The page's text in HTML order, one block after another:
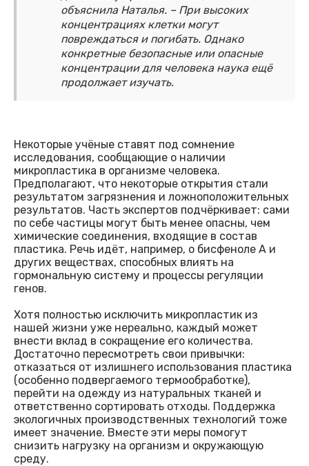
объяснила Наталья. – При высоких
концентрациях клетки могут
повреждаться и погибать. Однако
конкретные безопасные или опасные
концентрации для человека наука ещё
продолжает изучать.
Некоторые учёные ставят под сомнение
исследования, сообщающие о наличии
микропластика в организме человека.
Предполагают, что некоторые открытия стали
результатом загрязнения и ложноположительных
результатов. Часть экспертов подчёркивает: сами
по себе частицы могут быть менее опасны, чем
химические соединения, входящие в состав
пластика. Речь идёт, например, о бисфеноле А и
других веществах, способных влиять на
гормональную систему и процессы регуляции
генов.
Хотя полностью исключить микропластик из
нашей жизни уже нереально, каждый может
внести вклад в сокращение его количества.
Достаточно пересмотреть свои привычки:
отказаться от излишнего использования пластика
(особенно подвергаемого термообработке),
перейти на одежду из натуральных тканей и
ответственно сортировать отходы. Поддержка
экологичных производственных технологий тоже
имеет значение. Вместе эти меры помогут
снизить нагрузку на организм и окружающую
среду.